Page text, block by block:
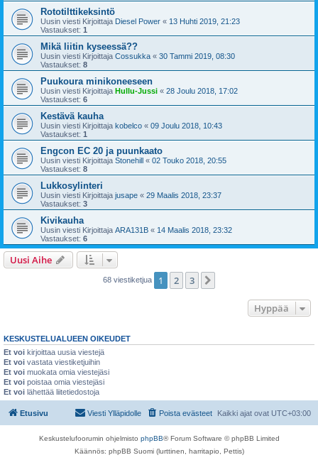
Rototilttikeksintö
Uusin viesti Kirjoittaja Diesel Power « 13 Huhti 2019, 21:23
Vastaukset: 1
Mikä liitin kyseessä??
Uusin viesti Kirjoittaja Cossukka « 30 Tammi 2019, 08:30
Vastaukset: 8
Puukoura minikoneeseen
Uusin viesti Kirjoittaja Hullu-Jussi « 28 Joulu 2018, 17:02
Vastaukset: 6
Kestävä kauha
Uusin viesti Kirjoittaja kobelco « 09 Joulu 2018, 10:43
Vastaukset: 1
Engcon EC 20 ja puunkaato
Uusin viesti Kirjoittaja Stonehill « 02 Touko 2018, 20:55
Vastaukset: 8
Lukkosylinteri
Uusin viesti Kirjoittaja jusape « 29 Maalis 2018, 23:37
Vastaukset: 3
Kivikauha
Uusin viesti Kirjoittaja ARA131B « 14 Maalis 2018, 23:32
Vastaukset: 6
Uusi Aihe
68 viestiketjua 1 2 3
Hyppää
KESKUSTELUALUEEN OIKEUDET
Et voi kirjoittaa uusia viestejä
Et voi vastata viestiketjuihin
Et voi muokata omia viestejäsi
Et voi poistaa omia viestejäsi
Et voi lähettää liitetiedostoja
Etusivu Kaikki ajat ovat UTC+03:00
Poista evästeet
Viesti Ylläpidolle
Keskustelufoorumin ohjelmisto phpBB® Forum Software © phpBB Limited
Käännös: phpBB Suomi (lurttinen, harritapio, Pettis)